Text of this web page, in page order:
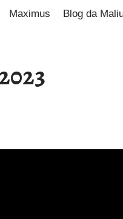
Maximus Blog da